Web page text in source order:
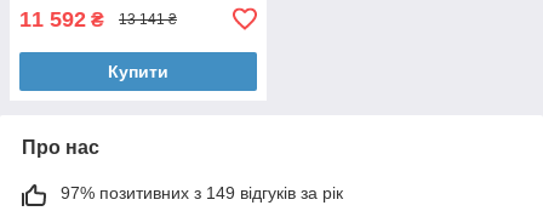
11 592 ₴ 13 141 ₴
Купити
Про нас
97% позитивних з 149 відгуків за рік